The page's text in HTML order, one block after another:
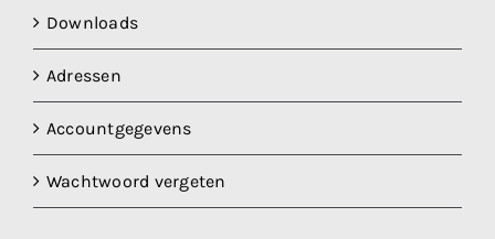
Downloads
Adressen
Accountgegevens
Wachtwoord vergeten